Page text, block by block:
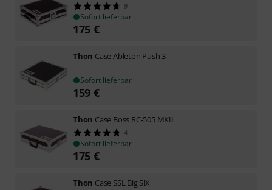
9
Sofort lieferbar
175 €
Thon Case Ableton Push 3
Sofort lieferbar
159 €
Thon Case Boss RC-505 MKII
4
Sofort lieferbar
175 €
Thon Case SSL Big SiX